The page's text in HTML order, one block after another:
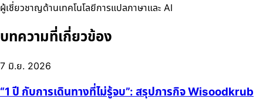
ผู้เชี่ยวชาญด้านเทคโนโลยีการแปลภาษาและ AI
บทความที่เกี่ยวข้อง
7 มิ.ย. 2026
“1 ปี กับการเดินทางที่ไม่รู้จบ”: สรุปภารกิจ Wisoodkrub